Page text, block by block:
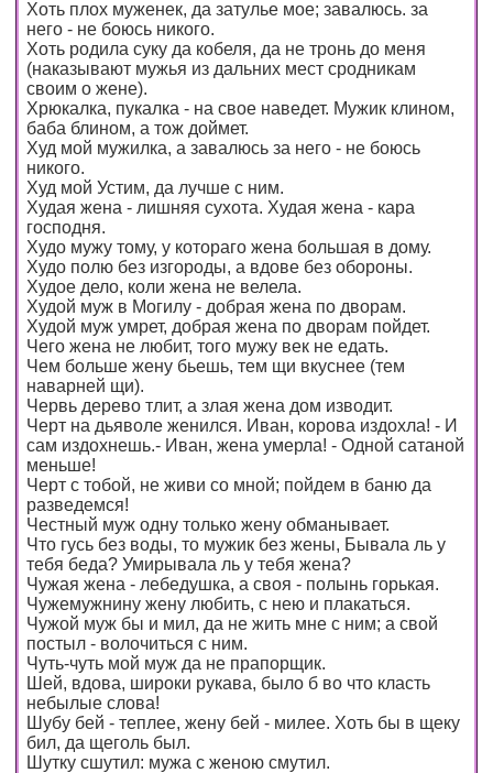
Хоть плох муженек, да затулье мое; завалюсь. за
него - не боюсь никого.
Хоть родила суку да кобеля, да не тронь до меня
(наказывают мужья из дальних мест сродникам
своим о жене).
Хрюкалка, пукалка - на свое наведет. Мужик клином,
баба блином, а тож доймет.
Худ мой мужилка, а завалюсь за него - не боюсь
никого.
Худ мой Устим, да лучше с ним.
Худая жена - лишняя сухота. Худая жена - кара
господня.
Худо мужу тому, у котораго жена большая в дому.
Худо полю без изгороды, а вдове без обороны.
Худое дело, коли жена не велела.
Худой муж в Могилу - добрая жена по дворам.
Худой муж умрет, добрая жена по дворам пойдет.
Чего жена не любит, того мужу век не едать.
Чем больше жену бьешь, тем щи вкуснее (тем
наварней щи).
Червь дерево тлит, а злая жена дом изводит.
Черт на дьяволе женился. Иван, корова издохла! - И
сам издохнешь.- Иван, жена умерла! - Одной сатаной
меньше!
Черт с тобой, не живи со мной; пойдем в баню да
разведемся!
Честный муж одну только жену обманывает.
Что гусь без воды, то мужик без жены, Бывала ль у
тебя беда? Умирывала ль у тебя жена?
Чужая жена - лебедушка, а своя - полынь горькая.
Чужемужнину жену любить, с нею и плакаться.
Чужой муж бы и мил, да не жить мне с ним; а свой
постыл - волочиться с ним.
Чуть-чуть мой муж да не прапорщик.
Шей, вдова, широки рукава, было б во что класть
небылые слова!
Шубу бей - теплее, жену бей - милее. Хоть бы в щеку
бил, да щеголь был.
Шутку сшутил: мужа с женою смутил.